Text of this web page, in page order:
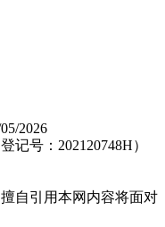
2026
记号：202120748H）
自引用本网内容将面对